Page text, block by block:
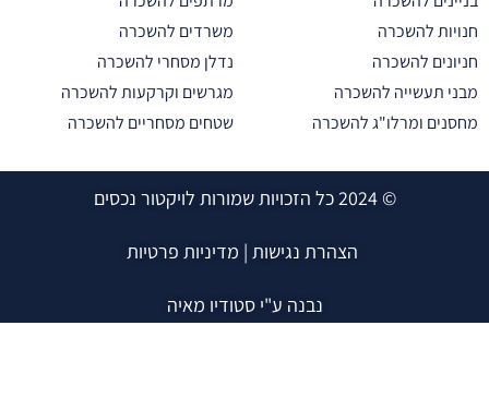
להשכרה
להשכרה
תעשייה להשכרה
ומרלו"ג להשכרה
משרדים להשכרה
נדלן מסחרי להשכרה
מגרשים וקרקעות להשכרה
שטחים מסחריים להשכרה
הצהרת נגישות|מדיניות פרטיות
נבנה ע"י סטודיו מאיה